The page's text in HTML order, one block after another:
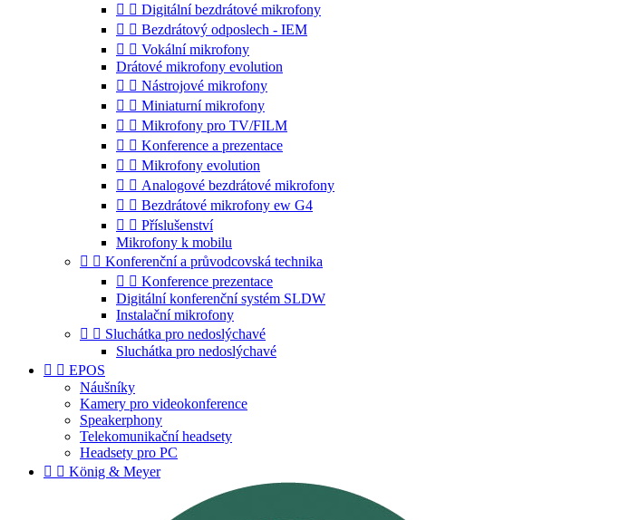
  Digitální bezdrátové mikrofony
  Bezdrátový odposlech - IEM
  Vokální mikrofony
Drátové mikrofony evolution
  Nástrojové mikrofony
  Miniaturní mikrofony
  Mikrofony pro TV/FILM
  Konference a prezentace
  Mikrofony evolution
  Analogové bezdrátové mikrofony
  Bezdrátové mikrofony ew G4
  Příslušenství
Mikrofony k mobilu
  Konferenční a průvodcovská technika
  Konference prezentace
Digitální konferenční systém SLDW
Instalační mikrofony
  Sluchátka pro nedoslýchavé
Sluchátka pro nedoslýchavé
  EPOS
Náušníky
Kamery pro videokonference
Speakerphony
Telekomunikační headsety
Headsety pro PC
  König & Meyer